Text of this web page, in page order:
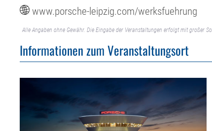
www.porsche-leipzig.com/werksfuehrung
Alle Angaben ohne Gewähr. Die Eingabe der Veranstaltungen erfolgt mit großer
Informationen zum Veranstaltungsort